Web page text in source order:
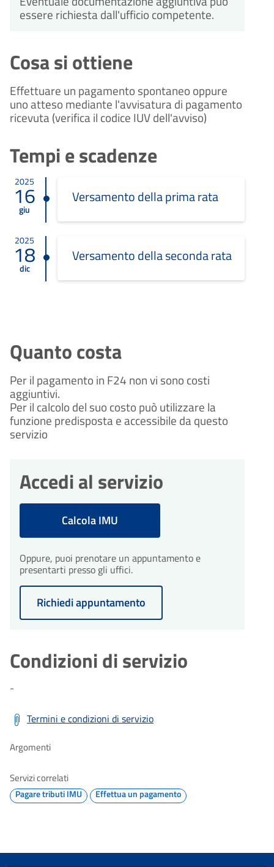
essere richiesta dall'ufficio competente.
Cosa si ottiene
Effettuare un pagamento spontaneo oppure
uno atteso mediante l'avvisatura di pagamento
ricevuta (verifica il codice IUV dell'avviso)
Tempi e scadenze
2025
16
giu
Versamento della prima rata
2025
18
dic
Versamento della seconda rata
Quanto costa
Per il pagamento in F24 non vi sono costi
aggiuntivi.
Per il calcolo del suo costo può utilizzare la
funzione predisposta e accessibile da questo
servizio
Accedi al servizio
Calcola IMU
Oppure, puoi prenotare un appuntamento e
presentarti presso gli uffici.
Richiedi appuntamento
Condizioni di servizio
-
Termini e condizioni di servizio
Argomenti
Servizi correlati
Pagare tributi IMU Effettua un pagamento